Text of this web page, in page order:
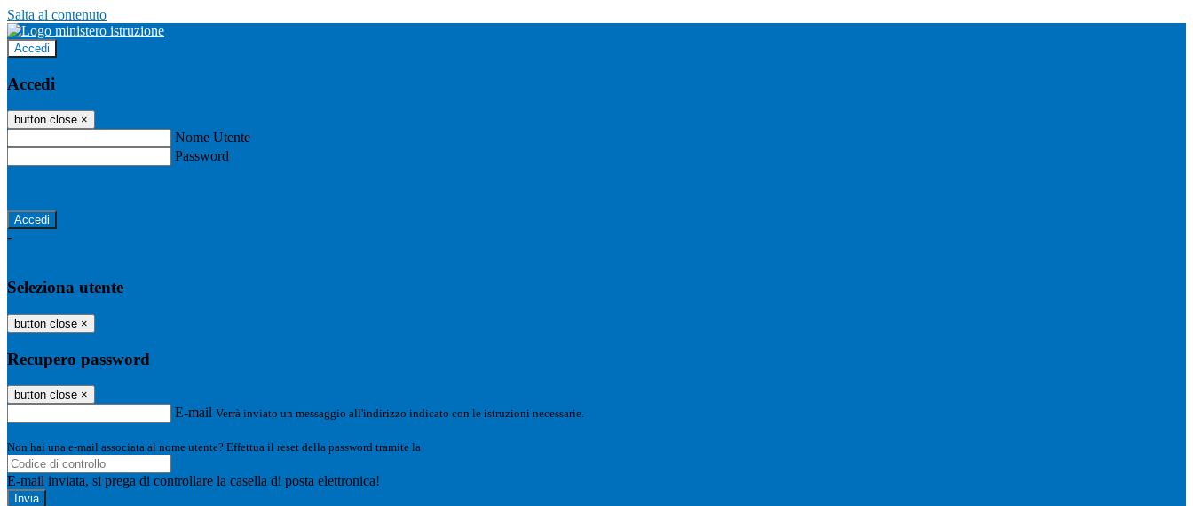
Salta al contenuto
Accedi
Accedi
button close ×
Nome Utente
Password
-
Seleziona utente
button close ×
Recupero password
button close ×
E-mail Verrà inviato un messaggio all'indirizzo indicato con le istruzioni necessarie.
Non hai una e-mail associata al nome utente? Effettua il reset della password tramite la
E-mail inviata, si prega di controllare la casella di posta elettronica!